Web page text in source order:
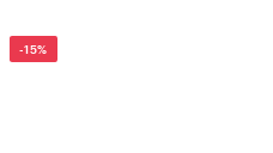
-15%